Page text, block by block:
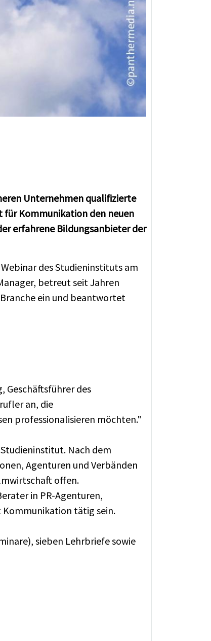
Unternehmen qualifizierte
Kommunikation den neuen
erfahrene Bildungsanbieter der
des Studieninstituts am
betreut seit Jahren
ein und beantwortet
Geschäftsführer des
an, die
professionalisieren möchten."
Nach dem
Agenturen und Verbänden
offen.
in PR-Agenturen,
tätig sein.
sieben Lehrbriefe sowie